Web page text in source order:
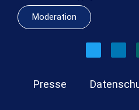
Moderation
Presse